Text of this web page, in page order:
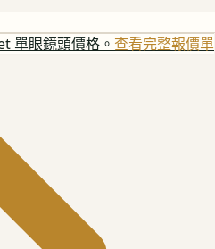
單眼鏡頭價格。 查看完整報價單